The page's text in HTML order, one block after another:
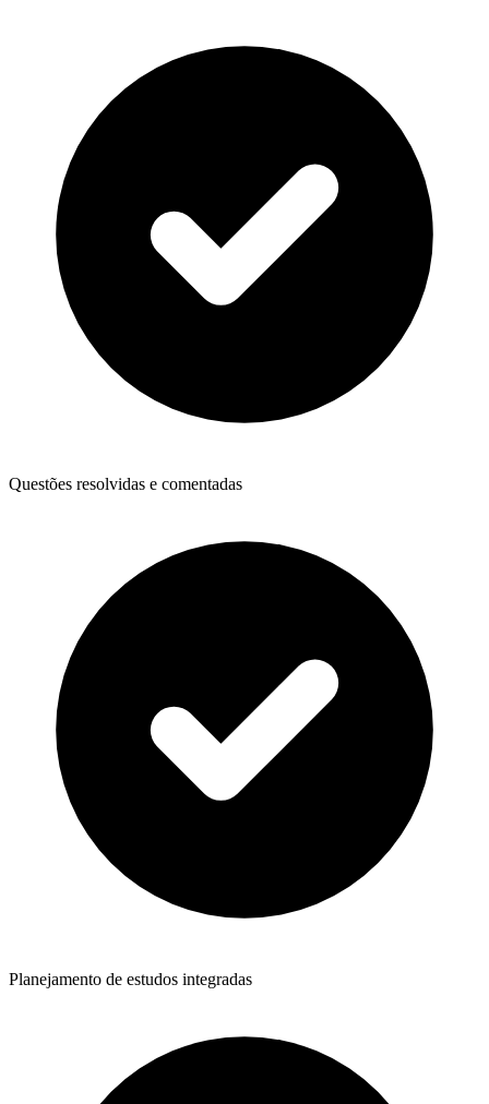
Questões resolvidas e comentadas
Planejamento de estudos integradas